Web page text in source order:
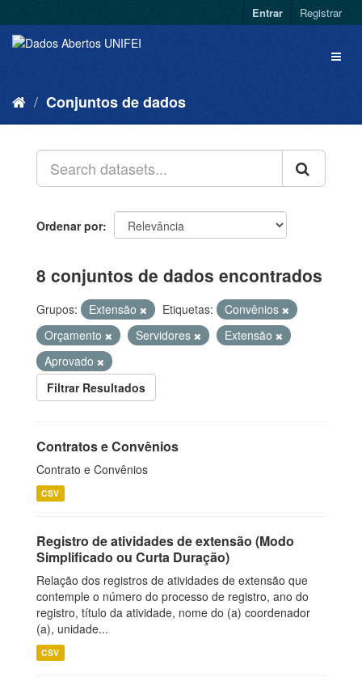
Entrar Registrar
Conjuntos de dados
Ordenar por
8 conjuntos de dados encontrados
Grupos: Extensão Etiquetas:
Convênios
Orçamento
Servidores
Extensão
Aprovado
Filtrar Resultados
Contratos e Convênios
Contrato e Convênios
CSV
Registro de atividades de extensão (Modo
Simplificado ou Curta Duração)
Relação dos registros de atividades de extensão que
contemple o número do processo de registro, ano do
registro, título da atividade, nome do (a) coordenador
(a), unidade...
CSV